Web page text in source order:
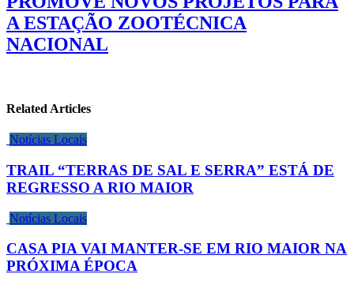
A ESTAÇÃO ZOOTÉCNICA
NACIONAL
Related Articles
Notícias Locais
TRAIL “TERRAS DE SAL E SERRA” ESTÁ DE
REGRESSO A RIO MAIOR
Notícias Locais
CASA PIA VAI MANTER-SE EM RIO MAIOR NA
PRÓXIMA ÉPOCA